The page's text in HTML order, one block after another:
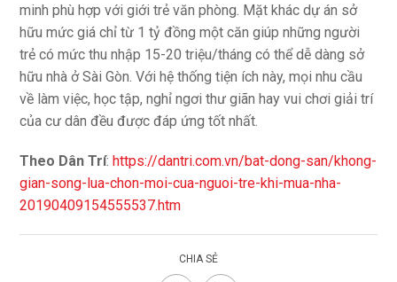
minh phù hợp với giới trẻ văn phòng. Mặt khác dự án sở
hữu mức giá chỉ từ 1 tỷ đồng một căn giúp những người
trẻ có mức thu nhập 15-20 triệu/tháng có thể dễ dàng sở
hữu nhà ở Sài Gòn. Với hệ thống tiện ích này, mọi nhu cầu
về làm việc, học tập, nghỉ ngơi thư giãn hay vui chơi giải trí
của cư dân đều được đáp ứng tốt nhất.
Theo Dân Trí:https://dantri.com.vn/bat-dong-san/khong-
gian-song-lua-chon-moi-cua-nguoi-tre-khi-mua-nha-
20190409154555537.htm
CHIA SẺ